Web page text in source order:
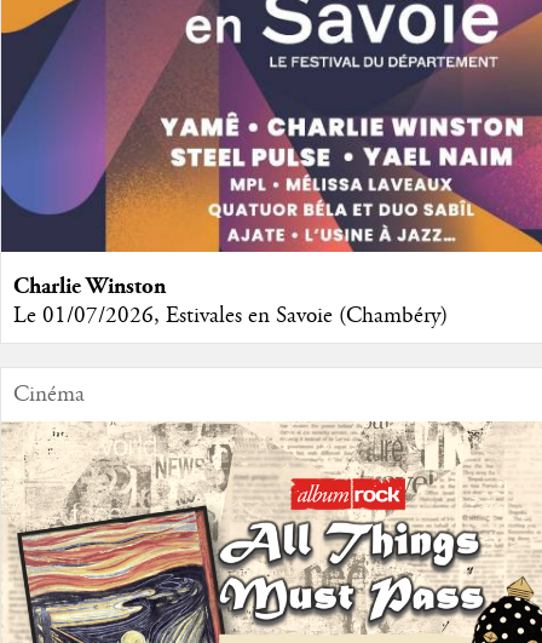
Charlie Winston
Le 01/07/2026, Estivales en Savoie (Chambéry)
Cinéma